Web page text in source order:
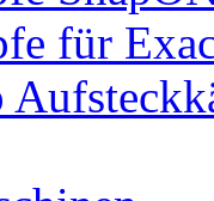
für